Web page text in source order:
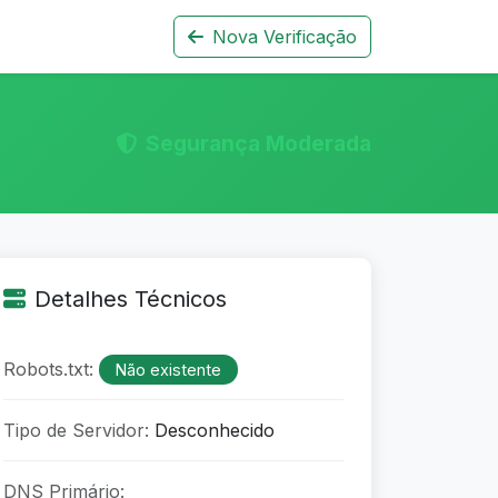
Nova Verificação
Segurança Moderada
Detalhes Técnicos
Robots.txt: Não existente
Tipo de Servidor: Desconhecido
DNS Primário: